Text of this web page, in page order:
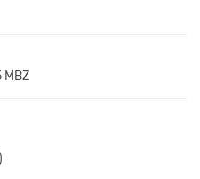
MBZ
)